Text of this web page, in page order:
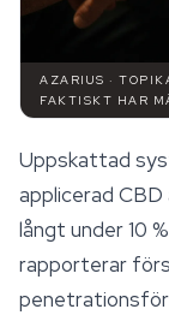
AZARIUS ·
FAKTISKT HAR
Uppskattad
applicerad
långt under 10
rapporterar